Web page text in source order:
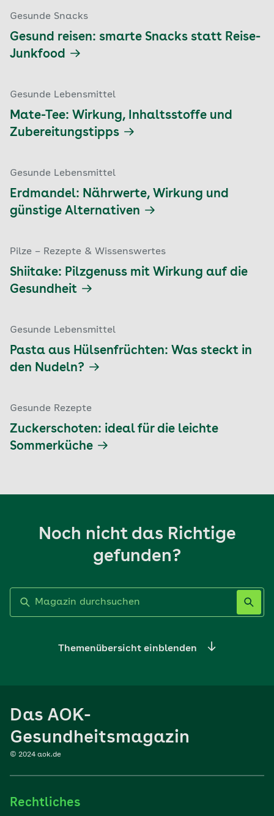
Gesunde Snacks
Gesund reisen: smarte Snacks statt Reise-
Junkfood
Gesunde Lebensmittel
Mate-Tee: Wirkung, Inhaltsstoffe und
Zubereitungstipps
Gesunde Lebensmittel
Erdmandel: Nährwerte, Wirkung und
günstige Alternativen
Pilze – Rezepte & Wissenswertes
Shiitake: Pilzgenuss mit Wirkung auf die
Gesundheit
Gesunde Lebensmittel
Pasta aus Hülsenfrüchten: Was steckt in
den Nudeln?
Gesunde Rezepte
Zuckerschoten: ideal für die leichte
Sommerküche
Noch nicht das Richtige
gefunden?
Themenübersicht einblenden
Sport
Reisen
Das AOK-
Gesundheitsmagazin
© 2024 aok.de
Rechtliches